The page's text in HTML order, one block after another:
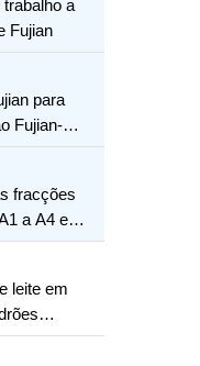
a
Fujian
para
Fujian-
fracções
a A4 e
leite em